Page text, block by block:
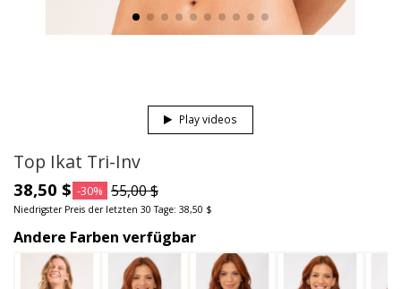
Play videos
Top Ikat Tri-Inv
38,50 $ -30% 55,00 $
Niedrigster Preis der letzten 30 Tage: 38,50 $
Andere Farben verfügbar